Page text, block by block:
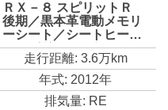
ＲＸ－８ スピリットＲ
後期／黒本革電動メモリ
ーシート／シートヒータ
ー／パドルシフト／スマ
ートキー／ＥＴＣ／横滑
り防止装置／クラリオン
オーディオ／ＨＩＤオー
トライト／純正ＡＷ
走行距離: 3.6万km
年式: 2012年
排気量: RE